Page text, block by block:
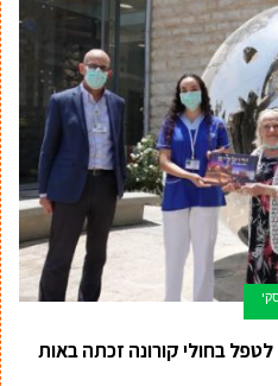
בחולי קורונה זכתה באות